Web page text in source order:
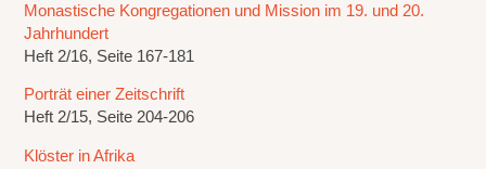
Monastische Kongregationen und Mission im 19. und 20.
Jahrhundert
Heft 2/16, Seite 167-181
Porträt einer Zeitschrift
Heft 2/15, Seite 204-206
Klöster in Afrika